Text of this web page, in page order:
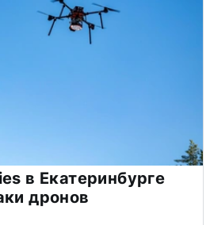
в Екатеринбурге
дронов